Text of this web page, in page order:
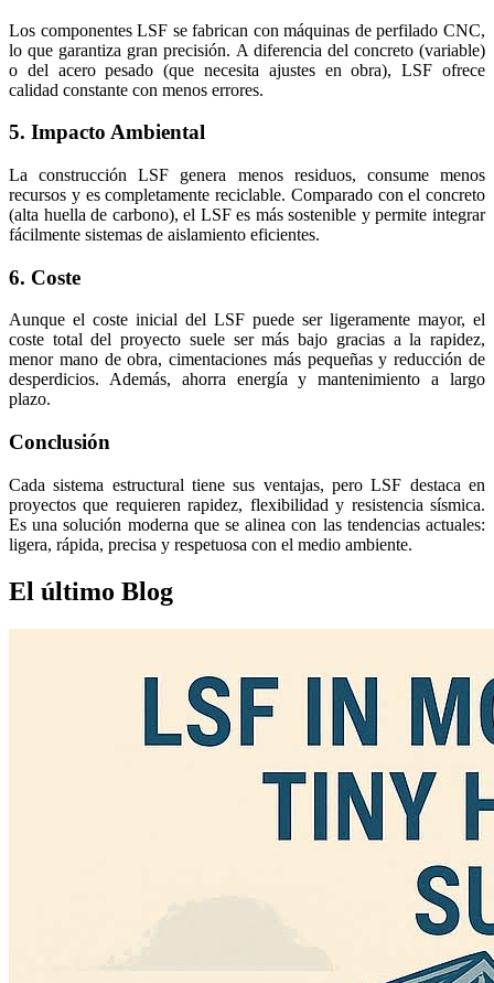
Los componentes LSF se fabrican con máquinas de perfilado CNC,
lo que garantiza gran precisión. A diferencia del concreto (variable)
o del acero pesado (que necesita ajustes en obra), LSF ofrece
calidad constante con menos errores.
5. Impacto Ambiental
La construcción LSF genera menos residuos, consume menos
recursos y es completamente reciclable. Comparado con el concreto
(alta huella de carbono), el LSF es más sostenible y permite integrar
fácilmente sistemas de aislamiento eficientes.
6. Coste
Aunque el coste inicial del LSF puede ser ligeramente mayor, el
coste total del proyecto suele ser más bajo gracias a la rapidez,
menor mano de obra, cimentaciones más pequeñas y reducción de
desperdicios. Además, ahorra energía y mantenimiento a largo
plazo.
Conclusión
Cada sistema estructural tiene sus ventajas, pero LSF destaca en
proyectos que requieren rapidez, flexibilidad y resistencia sísmica.
Es una solución moderna que se alinea con las tendencias actuales:
ligera, rápida, precisa y respetuosa con el medio ambiente.
El último Blog